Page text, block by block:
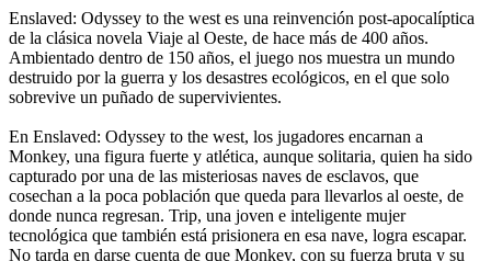
Enslaved: Odyssey to the west es una reinvención post-apocalíptica
de la clásica novela Viaje al Oeste, de hace más de 400 años.
Ambientado dentro de 150 años, el juego nos muestra un mundo
destruido por la guerra y los desastres ecológicos, en el que solo
sobrevive un puñado de supervivientes.
En Enslaved: Odyssey to the west, los jugadores encarnan a
Monkey, una figura fuerte y atlética, aunque solitaria, quien ha sido
capturado por una de las misteriosas naves de esclavos, que
cosechan a la poca población que queda para llevarlos al oeste, de
donde nunca regresan. Trip, una joven e inteligente mujer
tecnológica que también está prisionera en esa nave, logra escapar.
No tarda en darse cuenta de que Monkey, con su fuerza bruta y su